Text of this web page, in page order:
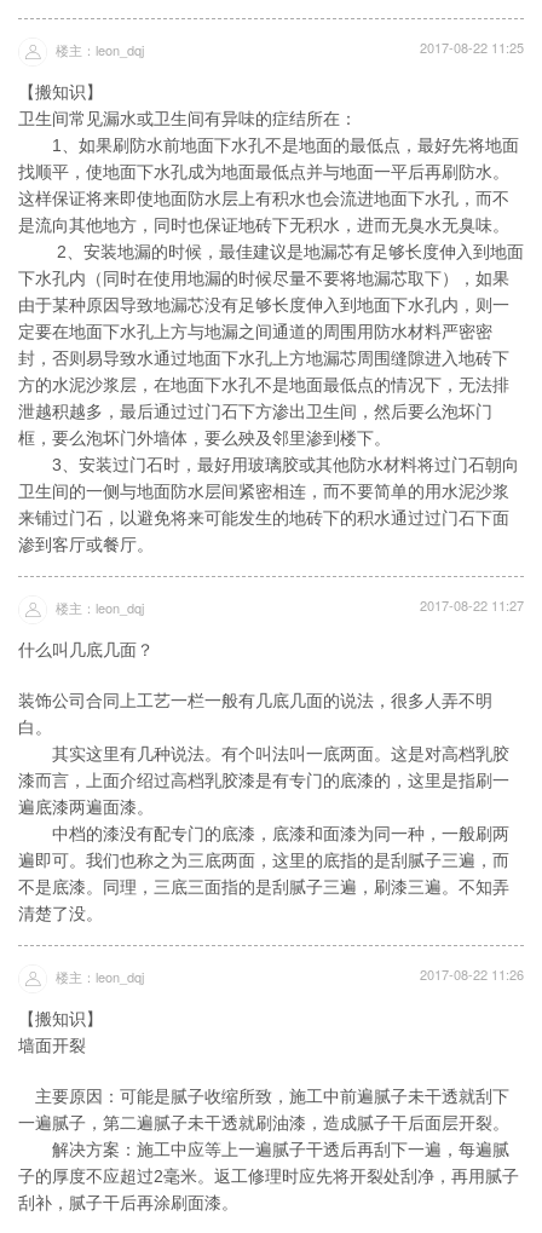
楼主：leon_dqj 2017-08-22 11:25
【搬知识】
卫生间常见漏水或卫生间有异味的症结所在：
1、如果刷防水前地面下水孔不是地面的最低点，最好先将地面
找顺平，使地面下水孔成为地面最低点并与地面一平后再刷防水。
这样保证将来即使地面防水层上有积水也会流进地面下水孔，而不
是流向其他地方，同时也保证地砖下无积水，进而无臭水无臭味。
2、安装地漏的时候，最佳建议是地漏芯有足够长度伸入到地面
下水孔内（同时在使用地漏的时候尽量不要将地漏芯取下），如果
由于某种原因导致地漏芯没有足够长度伸入到地面下水孔内，则一
定要在地面下水孔上方与地漏之间通道的周围用防水材料严密密
封，否则易导致水通过地面下水孔上方地漏芯周围缝隙进入地砖下
方的水泥沙浆层，在地面下水孔不是地面最低点的情况下，无法排
泄越积越多，最后通过过门石下方渗出卫生间，然后要么泡坏门
框，要么泡坏门外墙体，要么殃及邻里渗到楼下。
3、安装过门石时，最好用玻璃胶或其他防水材料将过门石朝向
卫生间的一侧与地面防水层间紧密相连，而不要简单的用水泥沙浆
来铺过门石，以避免将来可能发生的地砖下的积水通过过门石下面
渗到客厅或餐厅。
楼主：leon_dqj 2017-08-22 11:27
什么叫几底几面？
装饰公司合同上工艺一栏一般有几底几面的说法，很多人弄不明
白。
其实这里有几种说法。有个叫法叫一底两面。这是对高档乳胶
漆而言，上面介绍过高档乳胶漆是有专门的底漆的，这里是指刷一
遍底漆两遍面漆。
中档的漆没有配专门的底漆，底漆和面漆为同一种，一般刷两
遍即可。我们也称之为三底两面，这里的底指的是刮腻子三遍，而
不是底漆。同理，三底三面指的是刮腻子三遍，刷漆三遍。不知弄
清楚了没。
楼主：leon_dqj 2017-08-22 11:26
【搬知识】
墙面开裂
主要原因：可能是腻子收缩所致，施工中前遍腻子未干透就刮下
一遍腻子，第二遍腻子未干透就刷油漆，造成腻子干后面层开裂。
解决方案：施工中应等上一遍腻子干透后再刮下一遍，每遍腻
子的厚度不应超过2毫米。返工修理时应先将开裂处刮净，再用腻子
刮补，腻子干后再涂刷面漆。